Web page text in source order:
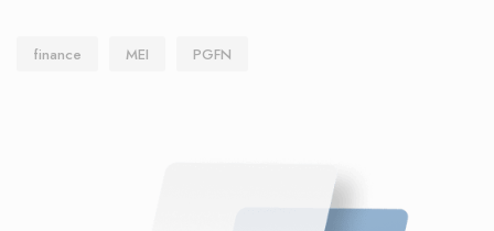
finance MEI PGFN